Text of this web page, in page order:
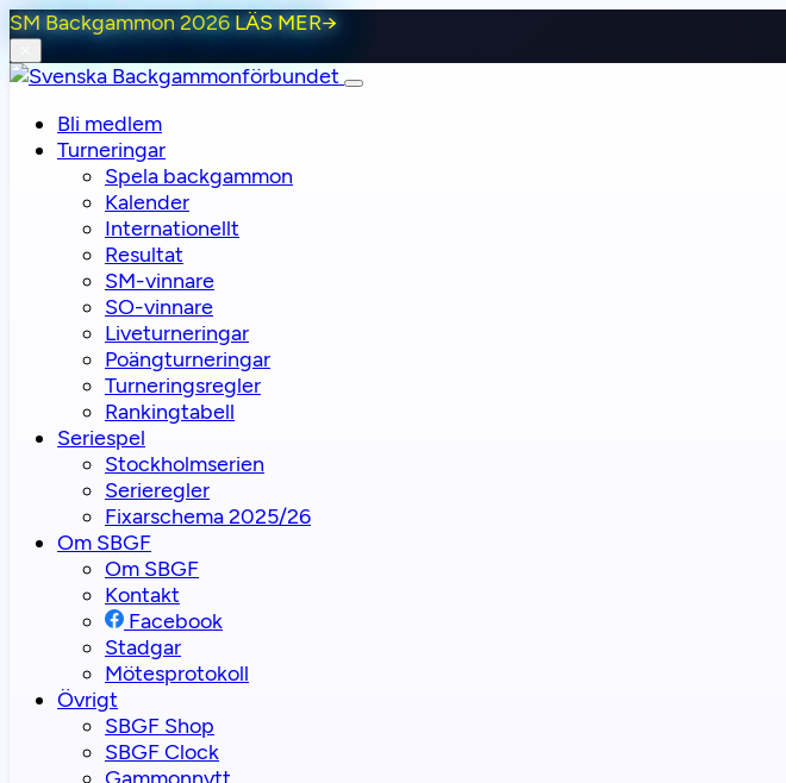
SM Backgammon 2026 LÄS MER→
Bli medlem
Turneringar
Spela backgammon
Kalender
Internationellt
Resultat
SM-vinnare
SO-vinnare
Liveturneringar
Poängturneringar
Turneringsregler
Rankingtabell
Seriespel
Stockholmserien
Serieregler
Fixarschema 2025/26
Om SBGF
Om SBGF
Kontakt
Facebook
Stadgar
Mötesprotokoll
Övrigt
SBGF Shop
SBGF Clock